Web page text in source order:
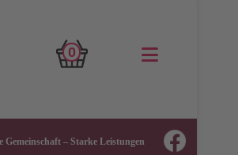
0
Gemeinschaft – Starke Leistungen